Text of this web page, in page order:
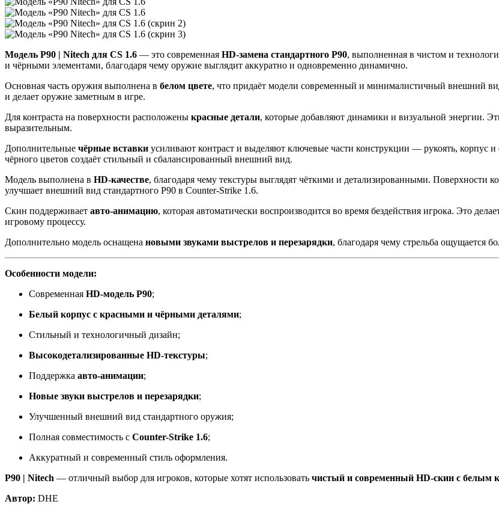
Модель P90 | Nitech для CS 1.6 — это современная HD-замена стандартного P90, выполненная в чистом и
и чёрными элементами, благодаря чему оружие выглядит аккуратно и одновременно динамично.
Основная часть оружия выполнена в белом цвете, что придаёт модели современный и минималистичный внешний
и делает оружие заметным в игре.
Для контраста на поверхности расположены красные детали, которые добавляют динамики и визуальной энергии.
выразительным.
Дополнительные чёрные вставки усиливают контраст и выделяют ключевые части конструкции — рукоять, корпус
чёрного цветов создаёт стильный и сбалансированный внешний вид.
Модель выполнена в HD-качестве, благодаря чему текстуры выглядят чёткими и детализированными. Поверхности
улучшает внешний вид стандартного P90 в Counter-Strike 1.6.
Скин поддерживает авто-анимацию, которая автоматически воспроизводится во время бездействия игрока. Это
игровому процессу.
Дополнительно модель оснащена новыми звуками выстрелов и перезарядки, благодаря чему стрельба ощущается
Особенности модели:
Современная HD-модель P90;
Белый корпус с красными и чёрными деталями;
Стильный и технологичный дизайн;
Высокодетализированные HD-текстуры;
Поддержка авто-анимации;
Новые звуки выстрелов и перезарядки;
Улучшенный внешний вид стандартного оружия;
Полная совместимость с Counter-Strike 1.6;
Аккуратный и современный стиль оформления.
P90 | Nitech — отличный выбор для игроков, которые хотят использовать чистый и современный HD-скин с белым
Автор: DHE